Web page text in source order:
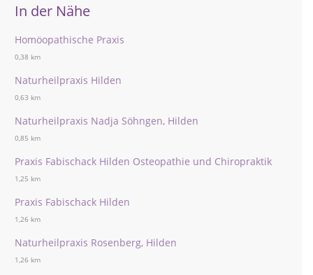
In der Nähe
Homöopathische Praxis
0,38 km
Naturheilpraxis Hilden
0,63 km
Naturheilpraxis Nadja Söhngen, Hilden
0,85 km
Praxis Fabischack Hilden Osteopathie und Chiropraktik
1,25 km
Praxis Fabischack Hilden
1,26 km
Naturheilpraxis Rosenberg, Hilden
1,26 km